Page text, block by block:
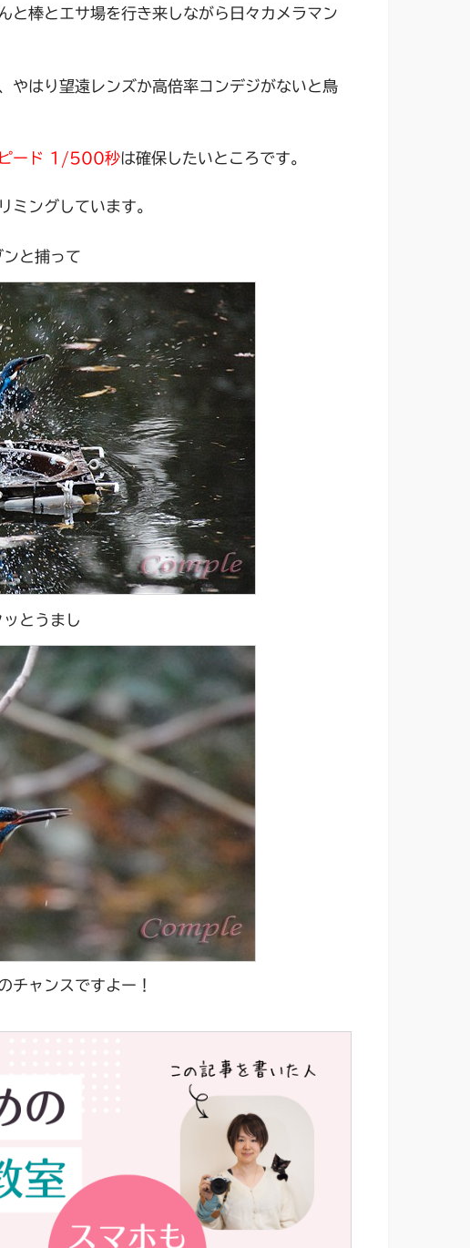
と棒とエサ場を行き来しながら日々カメラマン
やはり望遠レンズか高倍率コンデジがないと鳥
ピード 1/500秒は確保したいところです。
ミングしています。
ンと捕って
ッとうまし
チャンスですよー！